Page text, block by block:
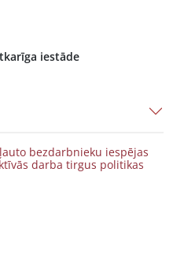
iestāde
bezdarbnieku iespējas
darba tirgus politikas